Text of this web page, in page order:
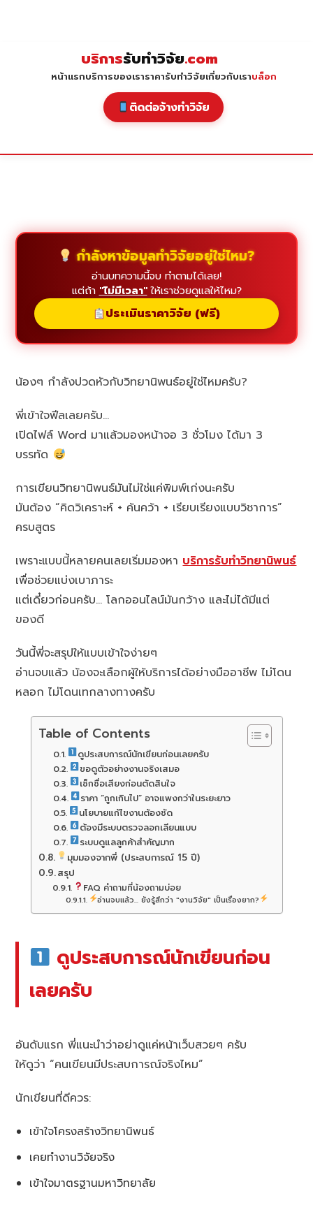
บริการรับทำวิจัย.com
หน้าแรกบริการของเราราคารับทำวิจัยเกี่ยวกับเราบล็อก
ติดต่อจ้างทำวิจัย
กำลังหาข้อมูลทำวิจัยอยู่ใช่ไหม?
อ่านบทความนี้จบ ทำตามได้เลย!
แต่ถ้า "ไม่มีเวลา"ให้เราช่วยดูแลให้ไหม?
ประเมินราคาวิจัย (ฟรี)
น้องๆ กำลังปวดหัวกับวิทยานิพนธ์อยู่ใช่ไหมครับ?
พี่เข้าใจฟีลเลยครับ…
เปิดไฟล์ Word มาแล้วมองหน้าจอ 3 ชั่วโมง ได้มา 3
บรรทัด
การเขียนวิทยานิพนธ์มันไม่ใช่แค่พิมพ์เก่งนะครับ
มันต้อง “คิดวิเคราะห์ + ค้นคว้า + เรียบเรียงแบบวิชาการ”
ครบสูตร
เพราะแบบนี้หลายคนเลยเริ่มมองหาบริการรับทำวิทยานิพนธ์
เพื่อช่วยแบ่งเบาภาระ
แต่เดี๋ยวก่อนครับ… โลกออนไลน์มันกว้าง และไม่ได้มีแต่
ของดี
วันนี้พี่จะสรุปให้แบบเข้าใจง่ายๆ
อ่านจบแล้ว น้องจะเลือกผู้ให้บริการได้อย่างมืออาชีพ ไม่โดน
หลอก ไม่โดนเทกลางทางครับ
Table of Contents
ดูประสบการณ์นักเขียนก่อนเลยครับ
ขอดูตัวอย่างงานจริงเสมอ
เช็กชื่อเสียงก่อนตัดสินใจ
ราคา “ถูกเกินไป” อาจแพงกว่าในระยะยาว
นโยบายแก้ไขงานต้องชัด
ต้องมีระบบตรวจลอกเลียนแบบ
ระบบดูแลลูกค้าสำคัญมาก
มุมมองจากพี่ (ประสบการณ์ 15 ปี)
สรุป
FAQ คำถามที่น้องถามบ่อย
อ่านจบแล้ว... ยังรู้สึกว่า "งานวิจัย" เป็นเรื่องยาก?
ดูประสบการณ์นักเขียนก่อน
เลยครับ
อันดับแรก พี่แนะนำว่าอย่าดูแค่หน้าเว็บสวยๆ ครับ
ให้ดูว่า “คนเขียนมีประสบการณ์จริงไหม”
นักเขียนที่ดีควร:
เข้าใจโครงสร้างวิทยานิพนธ์
เคยทำงานวิจัยจริง
เข้าใจมาตรฐานมหาวิทยาลัย